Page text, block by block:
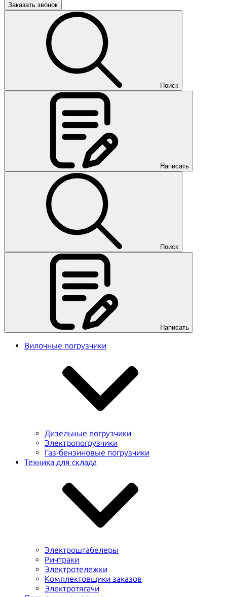
Заказать звонок
Поиск
Написать
Поиск
Написать
Вилочные погрузчики
Дизельные погрузчики
Электропогрузчики
Газ-бензиновые погрузчики
Техника для склада
Электроштабелеры
Ричтраки
Электротележки
Комплектовщики заказов
Электротягачи